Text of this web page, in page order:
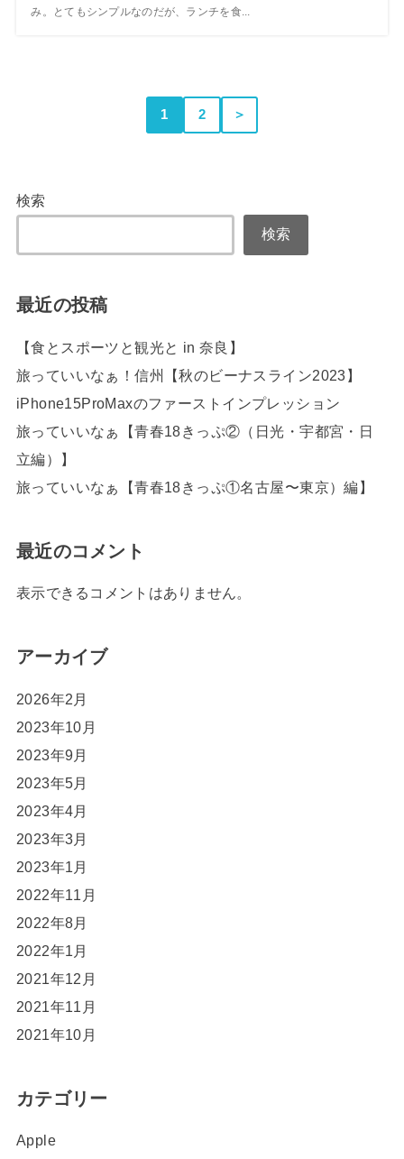
み。とてもシンプルなのだが、ランチを食...
1 2 ＞
検索
検索
最近の投稿
【食とスポーツと観光と in 奈良】
旅っていいなぁ！信州【秋のビーナスライン2023】
iPhone15ProMaxのファーストインプレッション
旅っていいなぁ【青春18きっぷ②（日光・宇都宮・日
立編）】
旅っていいなぁ【青春18きっぷ①名古屋〜東京）編】
最近のコメント
表示できるコメントはありません。
アーカイブ
2026年2月
2023年10月
2023年9月
2023年5月
2023年4月
2023年3月
2023年1月
2022年11月
2022年8月
2022年1月
2021年12月
2021年11月
2021年10月
カテゴリー
Apple